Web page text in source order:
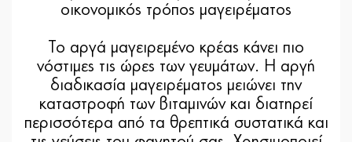
οικονομικός τρόπος μαγειρέματος
Το αργά μαγειρεμένο κρέας κάνει πιο
νόστιμες τις ώρες των γευμάτων. Η αργή
διαδικασία μαγειρέματος μειώνει την
καταστροφή των βιταμινών και διατηρεί
περισσότερα από τα θρεπτικά συστατικά και